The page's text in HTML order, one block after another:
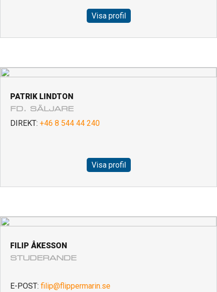
Visa profil
PATRIK LINDTON
FD. SÄLJARE
DIREKT: +46 8 544 44 240
Visa profil
FILIP ÅKESSON
STUDERANDE
E-POST: filip@flippermarin.se